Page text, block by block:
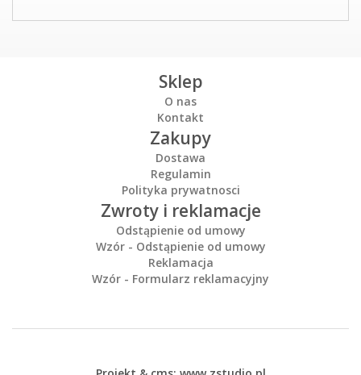
Sklep
O nas
Kontakt
Zakupy
Dostawa
Regulamin
Polityka prywatnosci
Zwroty i reklamacje
Odstąpienie od umowy
Wzór - Odstąpienie od umowy
Reklamacja
Wzór - Formularz reklamacyjny